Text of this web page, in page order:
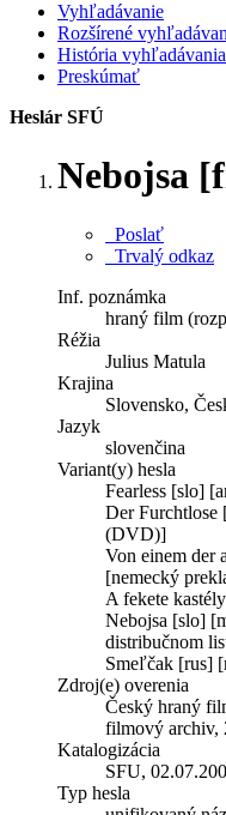
Vyhľadávanie
Rozšírené
História vyhľadávania
Preskúmať
Heslár SFÚ
Nebojsa
Poslať
Trvalý odkaz
Inf. poznámka
hraný film
Réžia
Julius Matula
Krajina
Slovensko,
Jazyk
slovenčina
Variant(y) hesla
Fearless [slo]
Der Furchtlose
(DVD)]
Von einem der
[nemecký
A fekete
Nebojsa [slo]
distribučnom
Smeľčak [rus]
Zdroj(e) overenia
Český hraný
filmový archiv,
Katalogizácia
SFU,
Typ hesla